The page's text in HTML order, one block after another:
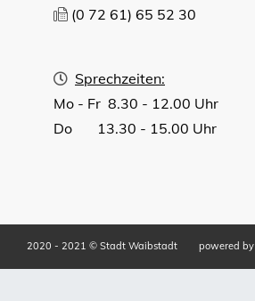
(0 72 61) 65 52 30
Sprechzeiten:
Mo - Fr 8.30 - 12.00 Uhr
Do 13.30 - 15.00 Uhr
2020 - 2021 © Stadt Waibstadt powered by